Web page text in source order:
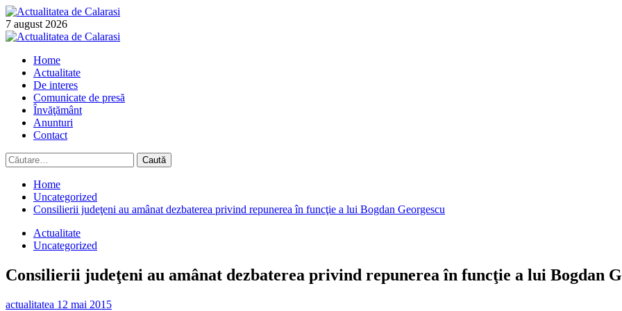
Skip
to
content
7 august 2026
Primary
Home
Actualitate
De interes
Comunicate de presă
Învăţământ
Anunturi
Contact
Caută
după:
Home
Uncategorized
Consilierii judeţeni au amânat dezbaterea privind repunerea în funcţie a lui Bogdan Georgescu
Actualitate
Uncategorized
Consilierii judeţeni au amânat dezbaterea privind repunerea în funcţie a lui Bogdan
actualitatea 12 mai 2015